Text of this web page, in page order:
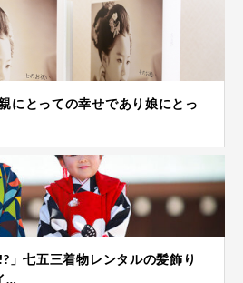
にとっての幸せであり娘にとっ
」七五三着物レンタルの髪飾り
…